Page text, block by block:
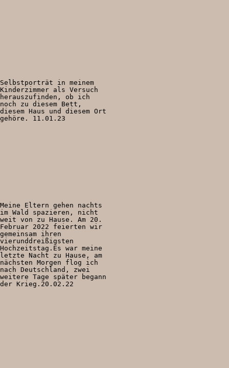
Selbstporträt in meinem
Kinderzimmer als Versuch
herauszufinden, ob ich
noch zu diesem Bett,
diesem Haus und diesem Ort
gehöre. 11.01.23
Meine Eltern gehen nachts
im Wald spazieren, nicht
weit von zu Hause. Am 20.
Februar 2022 feierten wir
gemeinsam ihren
vierunddreißigsten
Hochzeitstag.Es war meine
letzte Nacht zu Hause, am
nächsten Morgen flog ich
nach Deutschland, zwei
weitere Tage später begann
der Krieg.20.02.22